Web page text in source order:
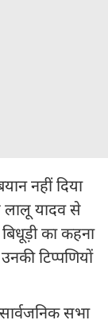
नहीं दिया
लालू यादव से
का कहना
टिप्पणियों
सभा